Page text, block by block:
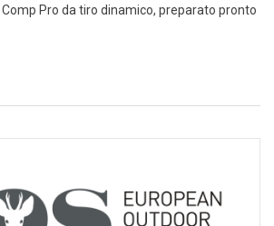
Pro da tiro dinamico, preparato pronto